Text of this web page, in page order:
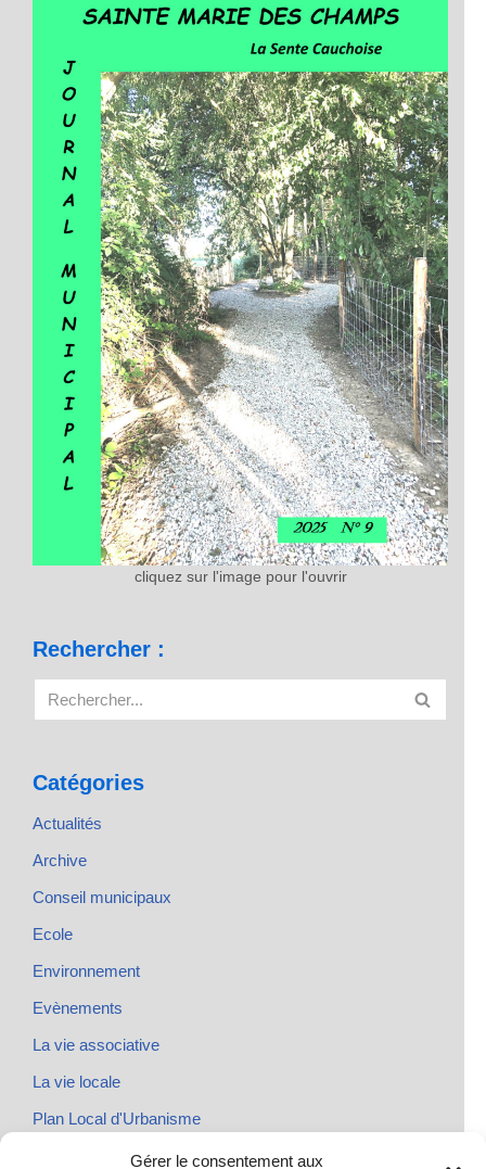
Gérer le consentement aux
cliquez sur l'image pour l'ouvrir
Rechercher :
Catégories
Actualités
Archive
Conseil municipaux
Ecole
Environnement
Evènements
La vie associative
La vie locale
Plan Local d'Urbanisme